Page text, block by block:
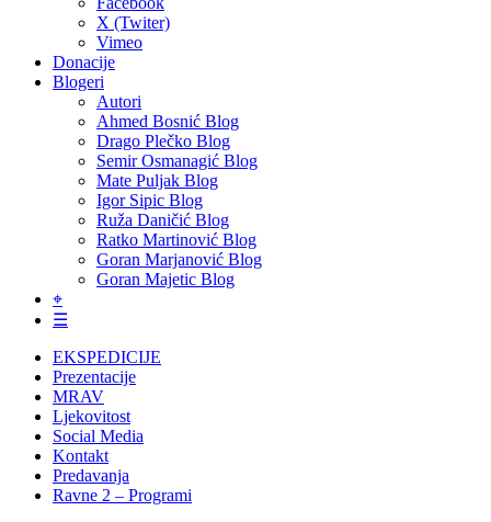
X (Twiter)
Vimeo
Donacije
Blogeri
Autori
Ahmed Bosnić Blog
Drago Plečko Blog
Semir Osmanagić Blog
Mate Puljak Blog
Igor Sipic Blog
Ruža Daničić Blog
Ratko Martinović Blog
Goran Marjanović Blog
Goran Majetic Blog
⌖
☰
EKSPEDICIJE
Prezentacije
MRAV
Ljekovitost
Social Media
Kontakt
Predavanja
Ravne 2 – Programi